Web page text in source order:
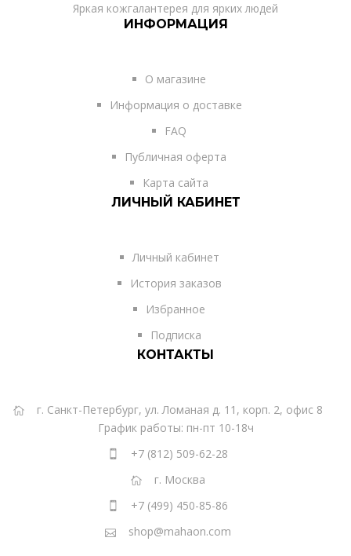
Яркая кожгалантерея для ярких людей
ИНФОРМАЦИЯ
О магазине
Информация о доставке
FAQ
Публичная оферта
Карта сайта
ЛИЧНЫЙ КАБИНЕТ
Личный кабинет
История заказов
Избранное
Подписка
КОНТАКТЫ
г. Санкт-Петербург, ул. Ломаная д. 11, корп. 2, офис 8
График работы: пн-пт 10-18ч
+7 (812) 509-62-28
г. Москва
+7 (499) 450-85-86
shop@mahaon.com